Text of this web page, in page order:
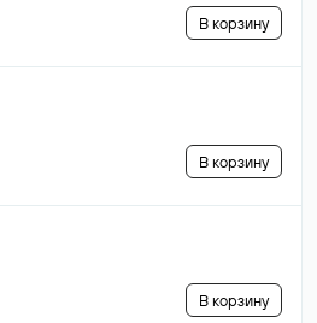
В корзину
В корзину
В корзину